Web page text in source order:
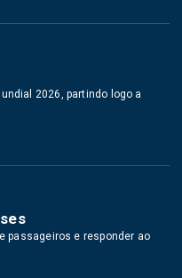
2026, partindo logo a
passageiros e responder ao